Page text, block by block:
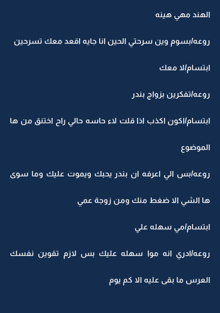
الهند مهي هينه
روعه/بسوم وين سرحتي الحين انا جايه اقعد معك تسرحين
ابتسام/لا معك
روعه/تفكرين بزواج بندر
ابتسام/اكون اكذب اذا قلت لاء حاسه حالي راح اختنق من ها
الموضوع
روعه/بس الي اعرفه ان بندر يحبك ويموت عليك وما سوى
ها الشي الا ضغط منك ومن زوجة عمي
ابتسام/مي سهله علي
روعه/ادري انه موا سهله عليك بس لازم تقوين نفسك
العرس ما بقى عليه الا كم يوم